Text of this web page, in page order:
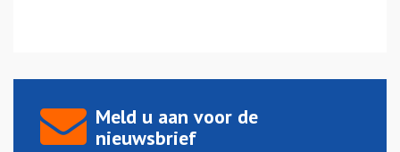
Meld u aan voor de
nieuwsbrief